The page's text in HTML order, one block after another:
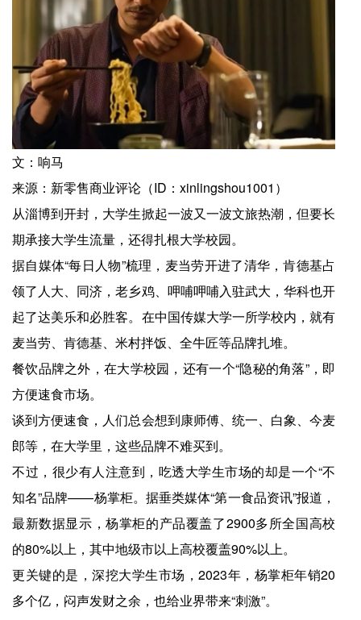
文：响马
来源：新零售商业评论（ID：xinlingshou1001）
从淄博到开封，大学生掀起一波又一波文旅热潮，但要长
期承接大学生流量，还得扎根大学校园。
据自媒体“每日人物”梳理，麦当劳开进了清华，肯德基占
领了人大、同济，老乡鸡、呷哺呷哺入驻武大，华科也开
起了达美乐和必胜客。在中国传媒大学一所学校内，就有
麦当劳、肯德基、米村拌饭、全牛匠等品牌扎堆。
餐饮品牌之外，在大学校园，还有一个“隐秘的角落”，即
方便速食市场。
谈到方便速食，人们总会想到康师傅、统一、白象、今麦
郎等，在大学里，这些品牌不难买到。
不过，很少有人注意到，吃透大学生市场的却是一个“不
知名”品牌——杨掌柜。据垂类媒体“第一食品资讯”报道，
最新数据显示，杨掌柜的产品覆盖了2900多所全国高校
的80%以上，其中地级市以上高校覆盖90%以上。
更关键的是，深挖大学生市场，2023年，杨掌柜年销20
多个亿，闷声发财之余，也给业界带来“刺激”。